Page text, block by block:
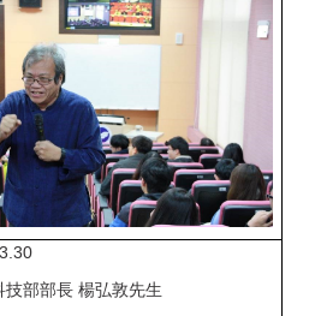
技部部長 楊弘敦先生